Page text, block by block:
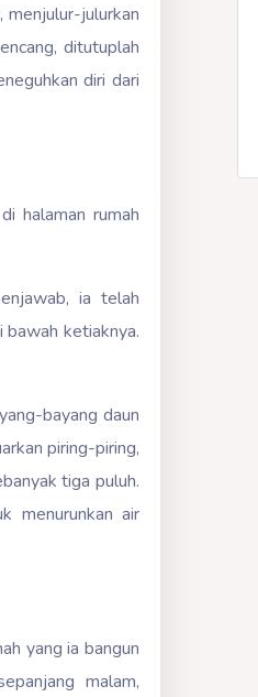
julurkan
ditutuplah
diri dari
halaman rumah
ia telah
ketiaknya.
bayang daun
piring-piring,
tiga puluh.
menurunkan air
yang ia bangun
malam,